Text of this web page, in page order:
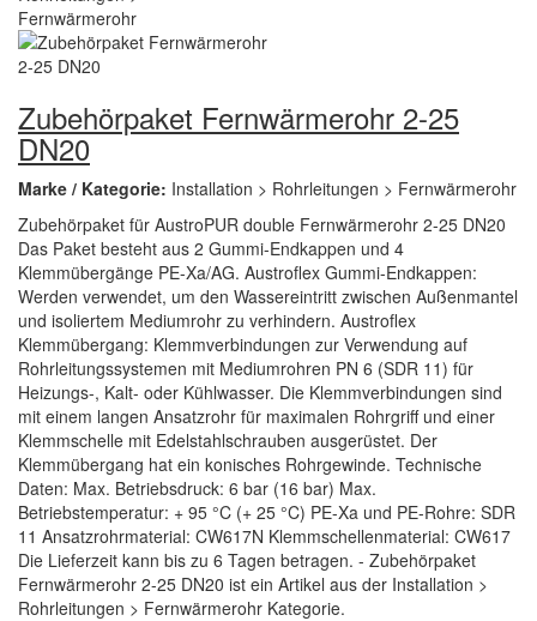
Zubehörpaket Fernwärmerohr 2-25
DN20
Marke / Kategorie: Installation > Rohrleitungen > Fernwärmerohr
Zubehörpaket für AustroPUR double Fernwärmerohr 2-25 DN20
Das Paket besteht aus 2 Gummi-Endkappen und 4
Klemmübergänge PE-Xa/AG. Austroflex Gummi-Endkappen:
Werden verwendet, um den Wassereintritt zwischen Außenmantel
und isoliertem Mediumrohr zu verhindern. Austroflex
Klemmübergang: Klemmverbindungen zur Verwendung auf
Rohrleitungssystemen mit Mediumrohren PN 6 (SDR 11) für
Heizungs-, Kalt- oder Kühlwasser. Die Klemmverbindungen sind
mit einem langen Ansatzrohr für maximalen Rohrgriff und einer
Klemmschelle mit Edelstahlschrauben ausgerüstet. Der
Klemmübergang hat ein konisches Rohrgewinde. Technische
Daten: Max. Betriebsdruck: 6 bar (16 bar) Max.
Betriebstemperatur: + 95 °C (+ 25 °C) PE-Xa und PE-Rohre: SDR
11 Ansatzrohrmaterial: CW617N Klemmschellenmaterial: CW617
Die Lieferzeit kann bis zu 6 Tagen betragen. - Zubehörpaket
Fernwärmerohr 2-25 DN20 ist ein Artikel aus der Installation >
Rohrleitungen > Fernwärmerohr Kategorie.